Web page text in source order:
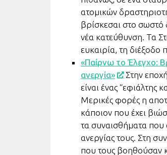
ατομικών
βρίσκεσαι στο σωστό
νέα κατεύθυνση. Τα
ευκαιρία, τη διέξοδο
«Παίρνω το Έλεγχο:
ανεργία»
Στην
είναι ένας “εφιάλτης
Μερικές φορές η
κάποιον που έχει
τα συναισθήματα που
ανεργίας τους. Στη
που τους βοηθούσαν